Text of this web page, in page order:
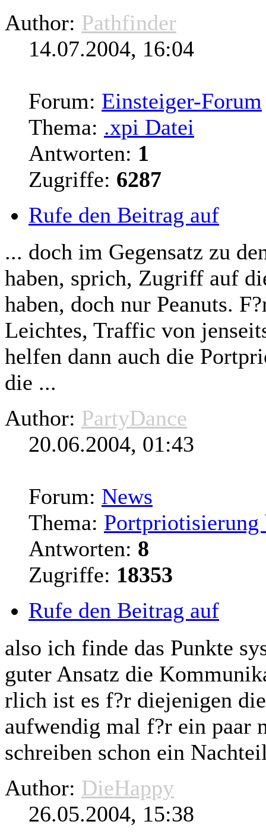
Author: Pathfinder
14.07.2004, 16:04
Forum: Einsteiger-Forum
Thema: .xpi Datei
Antworten: 1
Zugriffe: 6287
Rufe den Beitrag auf
... doch im Gegensatz zu
haben, sprich, Zugriff auf
haben, doch nur Peanuts.
Leichtes, Traffic von
helfen dann auch die
die ...
Author: PartyDance
20.06.2004, 01:43
Forum: News
Thema: Portpriotisierung
Antworten: 8
Zugriffe: 18353
Rufe den Beitrag auf
also ich finde das Punkte
guter Ansatz die
rlich ist es f?r diejenigen
aufwendig mal f?r ein paar
schreiben schon ein
Author: DieHappy
26.05.2004, 15:38